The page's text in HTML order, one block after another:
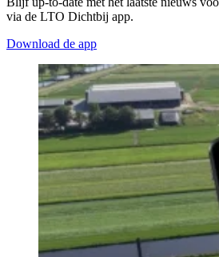
via de LTO Dichtbij app.
Download de app